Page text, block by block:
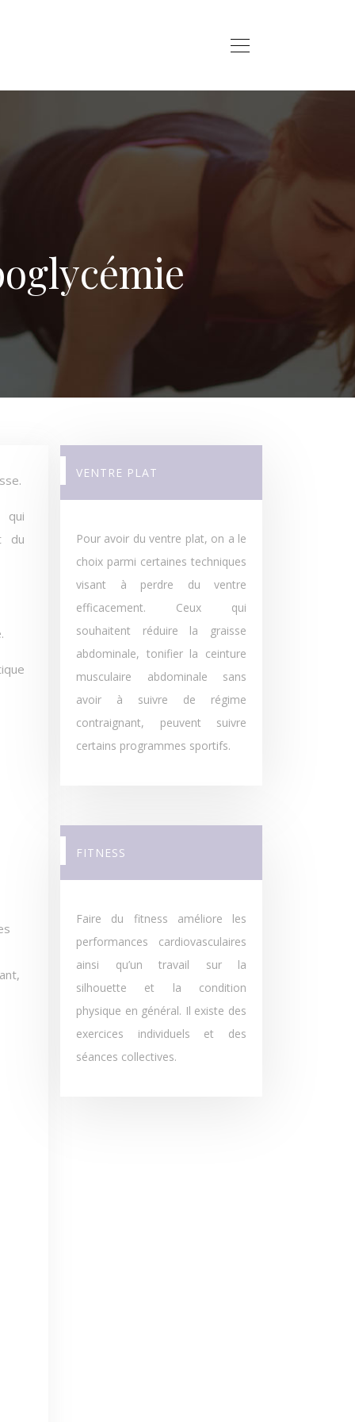
qui
du
VENTRE PLAT
Pour avoir du ventre plat, on a le
choix parmi certaines techniques
visant à perdre du ventre
efficacement. Ceux qui
souhaitent réduire la graisse
abdominale, tonifier la ceinture
musculaire abdominale sans
avoir à suivre de régime
contraignant, peuvent suivre
certains programmes sportifs.
FITNESS
Faire du fitness améliore les
performances cardiovasculaires
ainsi qu’un travail sur la
silhouette et la condition
physique en général. Il existe des
exercices individuels et des
séances collectives.